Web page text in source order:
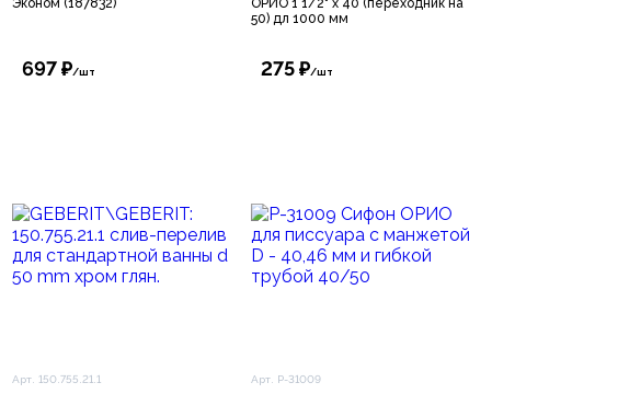
Эконом (187832)
697 ₽/шт
ОРИО 1 1/2" х 40 (переходник на
50) дл 1000 мм
275 ₽/шт
Арт. 150.755.21.1 Арт. P-31009